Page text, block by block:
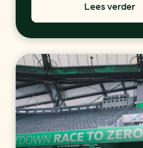
Lees verder